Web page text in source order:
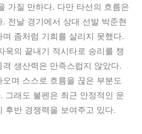
가질 만하다. 다만 타선의 흐름은
전날 경기에서 상대 선발 박준현
좀처럼 기회를 살리지 못했다.
욱의 끝내기 적시타로 승리를 챙
격 생산력은 만족스럽지 않았다.
며 스스로 흐름을 끊은 부분도
그래도 불펜은 최근 안정적인 운
후반 경쟁력을 보여주고 있다.